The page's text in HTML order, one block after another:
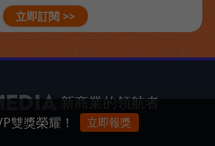
立即訂閱 >>
新商業的領航者
雙獎榮耀！ 立即報獎